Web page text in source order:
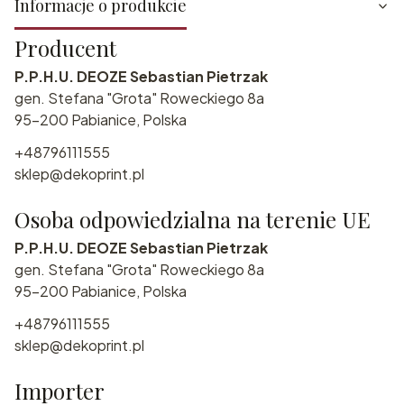
Informacje o produkcie
Producent
P.P.H.U. DEOZE Sebastian Pietrzak
gen. Stefana "Grota" Roweckiego 8a
95-200 Pabianice, Polska
+48796111555
sklep@dekoprint.pl
Osoba odpowiedzialna na terenie UE
P.P.H.U. DEOZE Sebastian Pietrzak
gen. Stefana "Grota" Roweckiego 8a
95-200 Pabianice, Polska
+48796111555
sklep@dekoprint.pl
Importer